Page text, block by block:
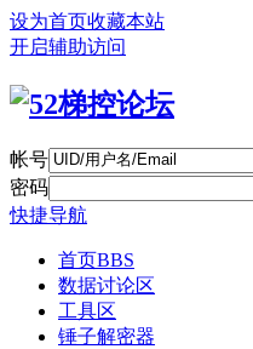
设为首页收藏本站
开启辅助访问
帐号
密码
快捷导航
首页BBS
数据讨论区
工具区
锤子解密器